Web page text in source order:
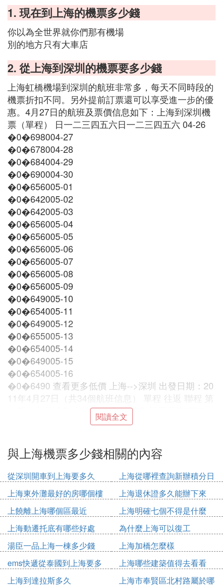
1. 現在到上海的機票多少錢
你以為全世界就你們那有機場
別的地方只有大車店
2. 從上海到深圳的機票要多少錢
上海虹橋機場到深圳的航班非常多，每天不同時段的
機票折扣不同。另外提前訂票還可以享受進一步的優
惠。4月27日的航班及票價信息如下：上海到深圳機
票（單程） 日一二三四五六日一二三四五六 04-26
�0�698004-27
�0�678004-28
�0�684004-29
�0�690004-30
�0�656005-01
�0�642005-02
�0�642005-03
�0�656005-04
�0�656005-05
�0�656005-06
�0�656005-07
�0�656005-08
�0�656005-09
�0�649005-10
�0�654005-11
�0�649005-12
�0�655005-13
�0�654005-14
�0�649005-15
�0�654005-16
�0�6490 查看更多低價 上海-->深圳 出發日期：20
11年4月27日（共34個航班信息） 單程 往返 聯程 第
一程：出發城市 出發日期 到達城市 返回日期 第二
程：出發日期 到達城市 乘客人數 1 2 3 4 5 6 7 8 9
12歲) 嬰兒(2歲以下) 送票城市 高級搜索 顯示全部航
班不限 00:00-06:00 06:00-12:00 12:00-18:00 18:00-
24:00 起飛時間 不限 不限00:00-06:0006:00-12:001
2:00-18:0018:00-24:00不限 中國國航 上海航空 吉祥
航空 東方航空 南方航空 深圳航空 航空公司:不限 不
限中國國航上海航空吉祥航空東方航空南方航空深圳
航空不限 9.5折以下 9折以下 8.5折以下 8折以下 7.5
折以下 7折以下 6.5折以下 6折以下 5.5折以下 價格
不限 不限9.5折以下9折以下8.5折以下8折以下7.5折
以下7折以下6.5折以下6折以下5.5折以下起/抵時間機
場航空公司/艙位價格/折扣（不含稅費） 備注07:35
閱讀全文
與上海機票多少錢相關的內容
從深圳開車到上海要多久
上海從哪裡查詢新辦積分日
期
上海東外灘最好的房哪個樓
上海退休證多久能辦下來
上饒離上海哪個區最近
上海明確七個不得是什麼
上海動遷托底有哪些好處
為什麼上海可以復工
湯臣一品上海一棟多少錢
上海加橋怎麼樣
ems快遞從泰國到上海要多
久
上海哪些建築值得去看看
上海到達拉斯多久
上海市奉賢區北村路屬於哪